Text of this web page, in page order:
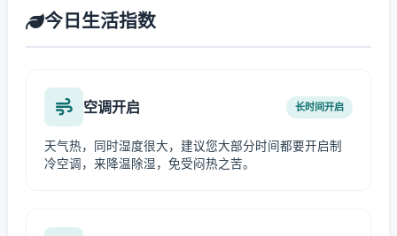
今日生活指数
空调开启 长时间开启
天气热，同时湿度很大，建议您大部分时间都要开启制
冷空调，来降温除湿，免受闷热之苦。